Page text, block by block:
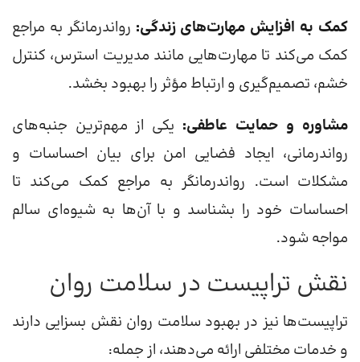
کمک به افزایش مهارت‌های زندگی: رواندرمانگر به مراجع
کمک می‌کند تا مهارت‌هایی مانند مدیریت استرس، کنترل
خشم، تصمیم‌گیری و ارتباط مؤثر را بهبود بخشد.
مشاوره و حمایت عاطفی: یکی از مهم‌ترین جنبه‌های
رواندرمانی، ایجاد فضایی امن برای بیان احساسات و
مشکلات است. رواندرمانگر به مراجع کمک می‌کند تا
احساسات خود را بشناسد و با آن‌ها به شیوه‌ای سالم
مواجه شود.
نقش تراپیست در سلامت روان
تراپیست‌ها نیز در بهبود سلامت روان نقش بسزایی دارند
و خدمات مختلفی ارائه می‌دهند، از جمله: